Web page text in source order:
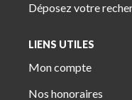
Déposez votre
LIENS UTILES
Mon compte
Nos honoraires